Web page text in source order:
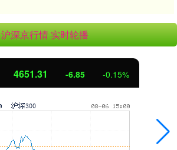
沪深京行情 实时轮播
北证50